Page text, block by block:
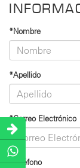
*Nombre
*Apellido
*Correo Electrónico
*Teléfono